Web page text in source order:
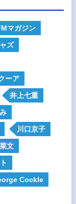
マガジン
ズ
ーア
井上七重
川口京子
文
Cockle